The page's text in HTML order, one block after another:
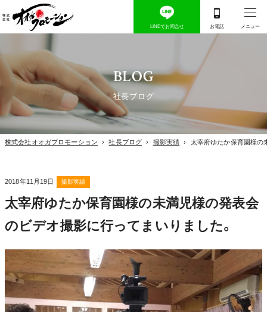
BLOG
社長ブログ
株式会社オオガプロモーション › 社長ブログ › 撮影実績 › 太宰府ゆたか保育園様の
2018年11月19日 撮影実績
太宰府ゆたか保育園様の未満児様の発表会
のビデオ撮影に行ってまいりました。